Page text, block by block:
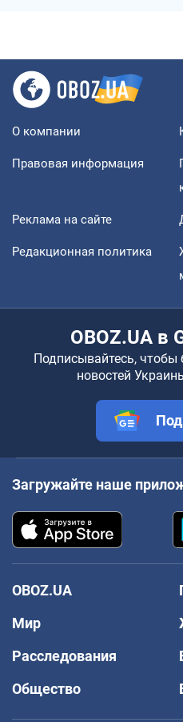
О компании
Правовая информация
Реклама на сайте
Редакционная политика
OBOZ.UA в
Подписывайтесь, чтобы
новостей
Загружайте наше
OBOZ.UA
Мир
Расследования
Общество